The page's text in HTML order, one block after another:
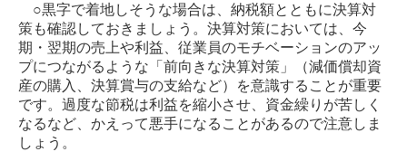
○黒字で着地しそうな場合は、納税額とともに決算対
策も確認しておきましょう。決算対策においては、今
期・翌期の売上や利益、従業員のモチベーションのアッ
プにつながるような「前向きな決算対策」（減価償却資
産の購入、決算賞与の支給など）を意識することが重要
です。過度な節税は利益を縮小させ、資金繰りが苦しく
なるなど、かえって悪手になることがあるので注意しま
しょう 。